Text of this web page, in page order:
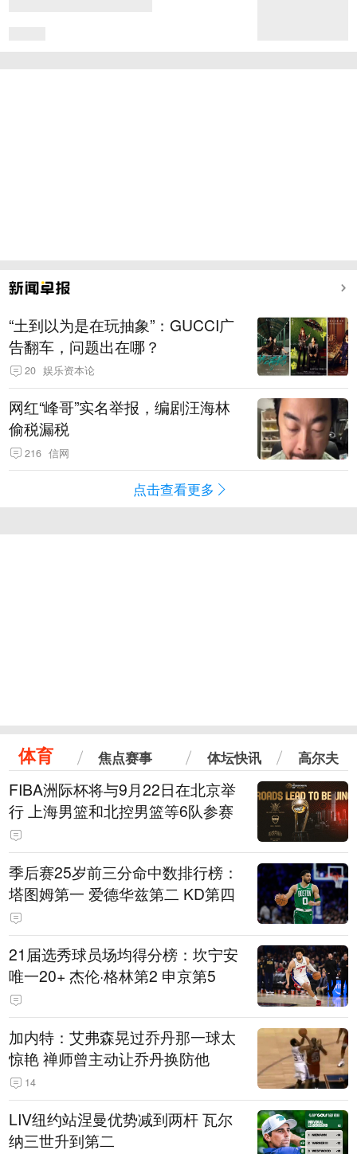
“土到以为是在玩抽象”：GUCCI广
告翻车，问题出在哪？
20 娱乐资本论
网红“峰哥”实名举报，编剧汪海林
偷税漏税
216 信网
点击查看更多
体育 焦点赛事 体坛快讯 高尔夫
FIBA洲际杯将与9月22日在北京举
行 上海男篮和北控男篮等6队参赛
季后赛25岁前三分命中数排行榜：
塔图姆第一 爱德华兹第二 KD第四
21届选秀球员场均得分榜：坎宁安
唯一20+ 杰伦·格林第2 申京第5
加内特：艾弗森晃过乔丹那一球太
惊艳 禅师曾主动让乔丹换防他
14
LIV纽约站涅曼优势减到两杆 瓦尔
纳三世升到第二